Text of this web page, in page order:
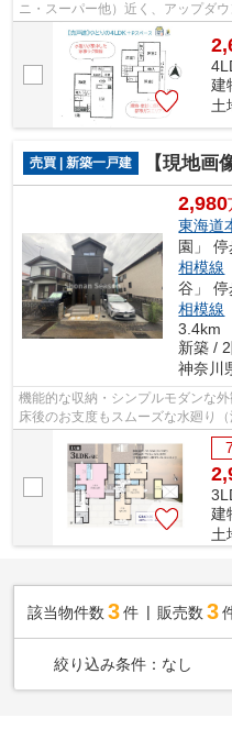
ニ・スーパー他）近く、アップダ
にも十分な広さの4LDKのお住まい
建
土
売買 | 新築一戸建 【現地画像あり
2,980
東海道
園」
相模線
谷」
相模線
3.4km
新築 /
神奈川
機能的な収納・シンプルモダンな
床後のお支度もスムーズな水廻り
降なく洗濯物干したり取り込んだ
建
土
該当物件数 3件 販売数 3
絞り込み条件： なし